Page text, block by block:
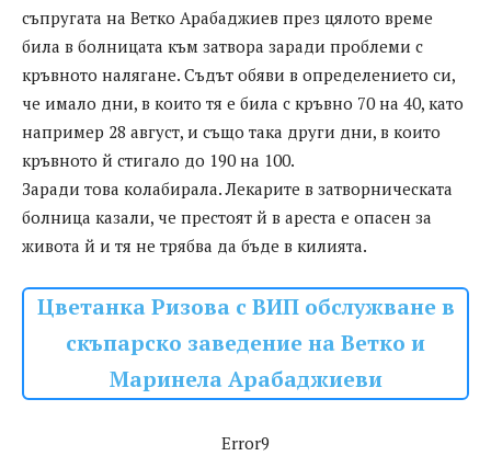
съпругата на Ветко Арабаджиев през цялото време
била в болницата към затвора заради проблеми с
кръвното налягане. Съдът обяви в определението си,
че имало дни, в които тя е била с кръвно 70 на 40, като
например 28 август, и също така други дни, в които
кръвното й стигало до 190 на 100.
Заради това колабирала. Лекарите в затворническата
болница казали, че престоят й в ареста е опасен за
живота й и тя не трябва да бъде в килията.
Цветанка Ризова с ВИП обслужване в
скъпарско заведение на Ветко и
Маринела Арабаджиеви
Error9